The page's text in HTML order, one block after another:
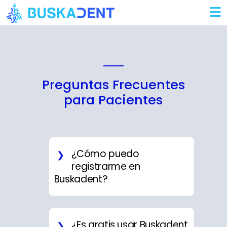
Preguntas Frecuentes
para Pacientes
¿Cómo puedo
registrarme en
Buskadent?